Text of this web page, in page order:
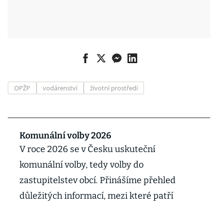
OPŽP vodárenství životní prostředí
Komunální volby 2026
V roce 2026 se v Česku uskuteční
komunální volby, tedy volby do
zastupitelstev obcí. Přinášíme přehled
důležitých informací, mezi které patří